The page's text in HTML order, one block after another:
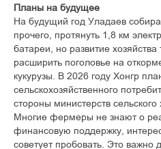
Планы на будущее
На будущий год Уладаев
прочего, протянуть 1,8 км
батареи, но развитие
расширить поголовье на
кукурузы. В 2026 году Хонгр
сельскохозяйственного
стороны министерств
Многие фермеры не знают о
финансовую поддержку,
советует пробовать. Это